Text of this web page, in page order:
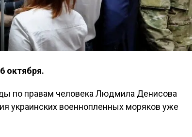
октября.
по правам человека Людмила Денисова
украинских военнопленных моряков уже